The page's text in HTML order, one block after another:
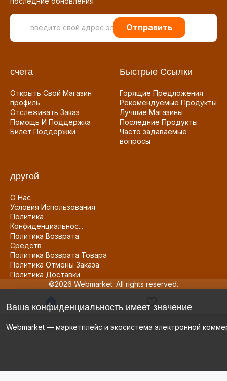
Отправить
счета
Открыть Свой Магазин
профиль
Отслеживать Заказ
Помощь И Поддержка
Билет Поддержки
Быстрые Ссылки
Горящие Предложения
Рекомендуемые Продукты
Лучшие Магазины
Последние Продукты
Часто задаваемые
вопросы
другой
О Нас
Условия Использования
Политика
Конфиденциальнос...
Политика Возврата
Средств
Политика Возврата Товара
Политика Отмены Заказа
Политика Доставки
©2026 Webmarket. All rights reserved.
Ваша конфиденциальность имеет значение
Webmarket — маркетплейс и экосистема электронной